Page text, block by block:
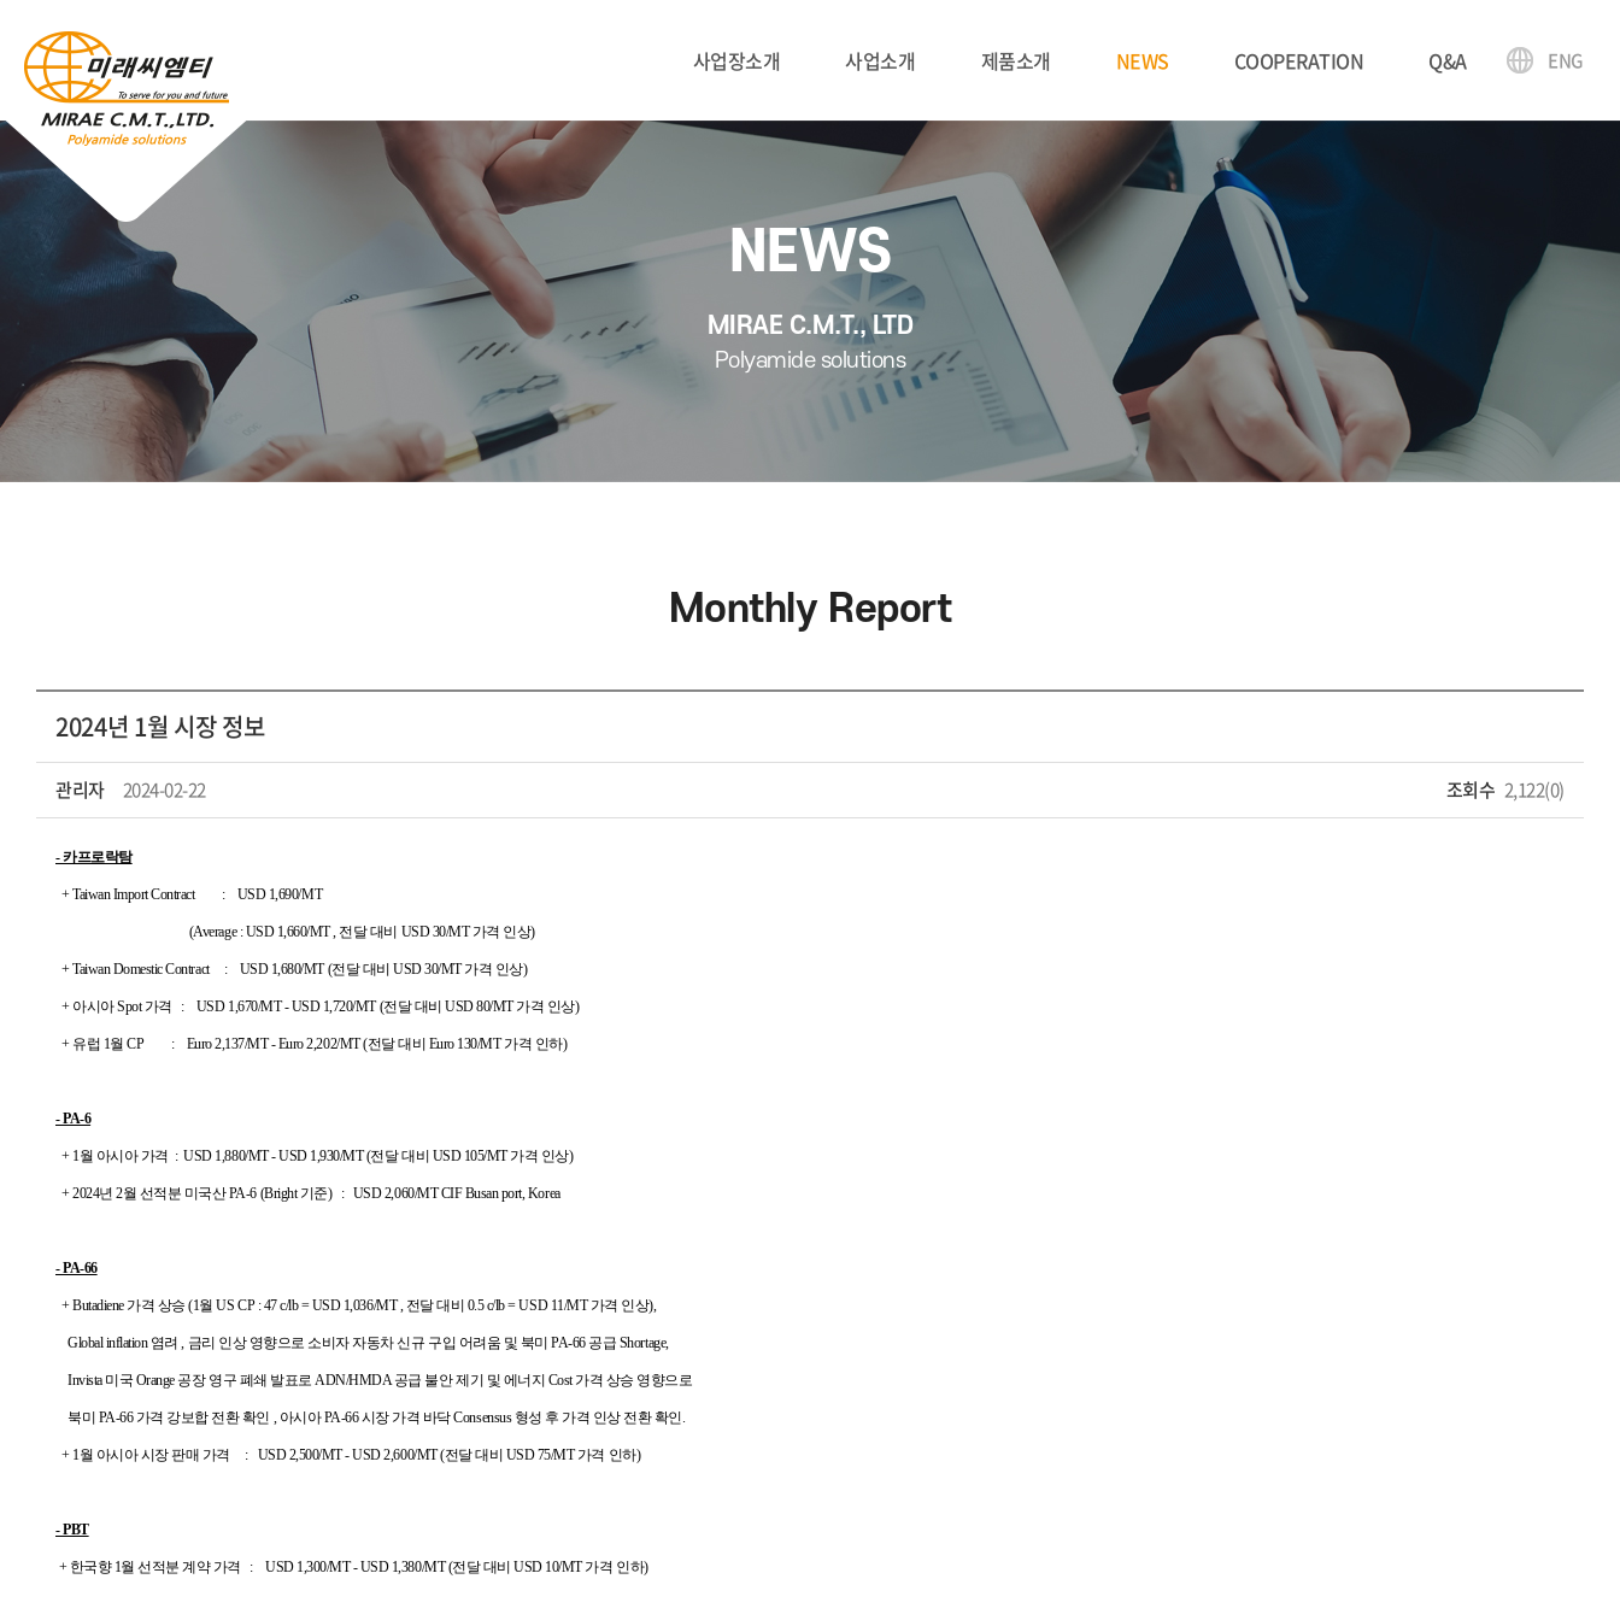
ENG
사업장소개 사업소개 제품소개 NEWS COOPERATION Q&A
NEWS
MIRAE C.M.T., LTD
Polyamide solutions
Monthly Report
2024년 1월 시장 정보
관리자 2024-02-22 조회수 2,122(0)
- 카프로락탐
+ Taiwan Import Contract : USD 1,690/MT
(Average : USD 1,660/MT , 전달 대비 USD 30/MT 가격 인상)
+ Taiwan Domestic Contract : USD 1,680/MT (전달 대비 USD 30/MT 가격 인상)
+ 아시아 Spot 가격 : USD 1,670/MT - USD 1,720/MT (전달 대비 USD 80/MT 가격 인상)
+ 유럽 1월 CP : Euro 2,137/MT - Euro 2,202/MT (전달 대비 Euro 130/MT 가격 인하)
- PA-6
+ 1월 아시아 가격 : USD 1,880/MT - USD 1,930/MT (전달 대비 USD 105/MT 가격 인상)
+ 2024년 2월 선적분 미국산 PA-6 (Bright 기준) : USD 2,060/MT CIF Busan port, Korea
- PA-66
+ Butadiene 가격 상승 (1월 US CP : 47 c/lb = USD 1,036/MT , 전달 대비 0.5 c/lb = USD 11/MT 가격 인상),
Globalinflation 염려 , 금리 인상 영향으로 소비자 자동차 신규 구입 어려움 및 북미PA-66 공급 Shortage,
Invista 미국 Orange 공장 영구 폐쇄 발표로 ADN/HMDA 공급 불안 제기 및 에너지 Cost 가격 상승 영향으로
북미 PA-66 가격 강보합 전환 확인 , 아시아 PA-66 시장 가격 바닥 Consensus 형성 후 가격 인상 전환 확인.
+ 1월 아시아 시장 판매 가격 : USD 2,500/MT - USD 2,600/MT (전달 대비 USD 75/MT 가격 인하)
- PBT
+ 한국향 1월 선적분 계약 가격 : USD 1,300/MT - USD 1,380/MT (전달 대비 USD 10/MT 가격 인하)